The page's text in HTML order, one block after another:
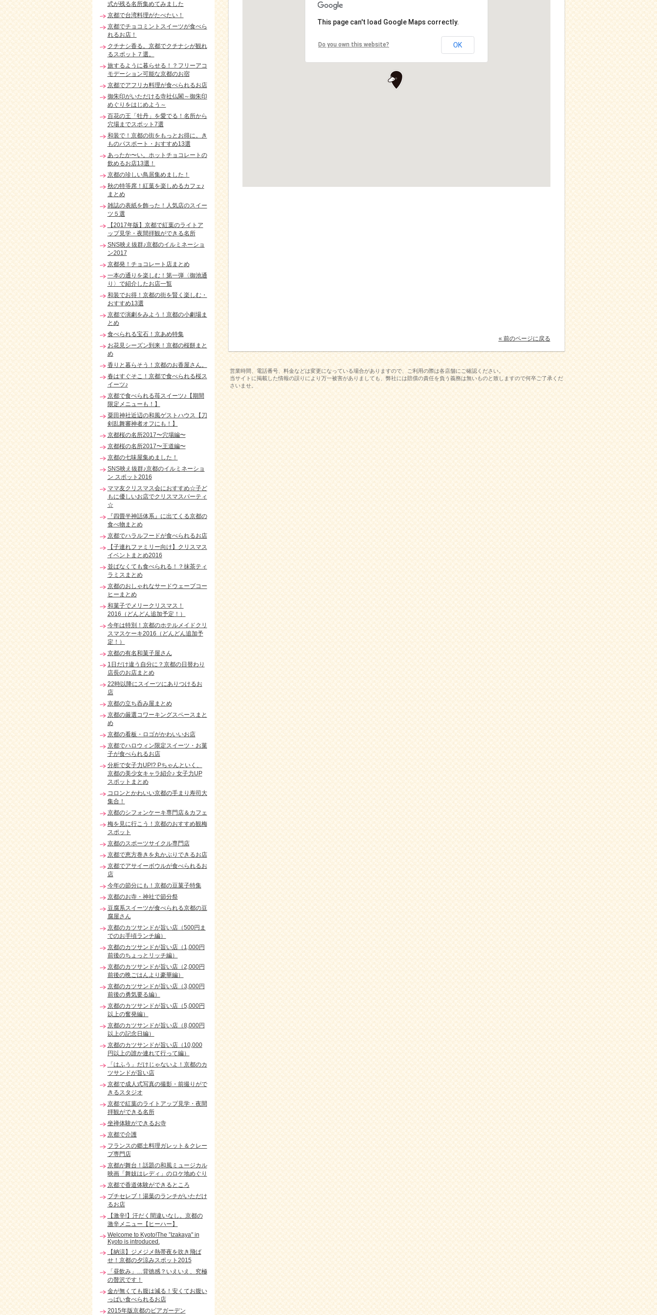
This page can't load Google Maps correctly.
Do you own this website? OK
« 前のページに戻る
営業時間、電話番号、料金などは変更になっている場合がありますので、ご利用の際は各店舗にご確認ください。
当サイトに掲載した情報の誤りにより万一被害がありましても、弊社には賠償の責任を負う義務は無いものと致しますので何卒ご了承くだ
さいませ。
式が残る名所集めてみました
京都で台湾料理がたべたい！
京都でチョコミントスイーツが食べら
れるお店！
クチナシ香る。京都でクチナシが観れ
るスポット７選。
旅するように暮らせる！？フリーアコ
モデーション可能な京都のお宿
京都でアフリカ料理が食べられるお店
御朱印がいただける寺社仏閣～御朱印
めぐりをはじめよう～
百花の王「牡丹」を愛でる！名所から
穴場までスポット7選
和装で！京都の街をもっとお得に。き
ものパスポート・おすすめ13選
あったか〜い。ホットチョコレートの
飲めるお店13選！
京都の珍しい鳥居集めました！
秋の特等席！紅葉を楽しめるカフェ♪
まとめ
雑誌の表紙を飾った！人気店のスイー
ツ５選
【2017年版】京都で紅葉のライトア
ップ見学・夜間拝観ができる名所
SNS映え抜群♪京都のイルミネーショ
ン2017
京都発！チョコレート店まとめ
一本の通りを楽しむ！第一弾〈御池通
り〉で紹介したお店一覧
和装でお得！京都の街を賢く楽しむ・
おすすめ13選
京都で演劇をみよう！京都の小劇場ま
とめ
食べられる宝石！京あめ特集
お花見シーズン到来！京都の桜餅まと
め
香りと暮らそう！京都のお香屋さん。
春はすぐそこ！京都で食べられる桜ス
イーツ♪
京都で食べられる苺スイーツ♪【期間
限定メニューも！】
粟田神社近辺の和風ゲストハウス【刀
剣乱舞審神者オフにも！】
京都桜の名所2017〜穴場編〜
京都桜の名所2017〜王道編〜
京都の七味屋集めました！
SNS映え抜群♪京都のイルミネーショ
ン スポット2016
ママ友クリスマス会におすすめ☆子ど
もに優しいお店でクリスマスパーティ
☆
『四畳半神話体系』に出てくる京都の
食べ物まとめ
京都でハラルフードが食べられるお店
【子連れファミリー向け】クリスマス
イベントまとめ2016
並ばなくても食べられる！？抹茶ティ
ラミスまとめ
京都のおしゃれなサードウェーブコー
ヒーまとめ
和菓子でメリークリスマス！
2016（どんどん追加予定！）
今年は特別！京都のホテルメイドクリ
スマスケーキ2016（どんどん追加予
定！）
京都の有名和菓子屋さん
1日だけ違う自分に？京都の日替わり
店長のお店まとめ
22時以降にスイーツにありつけるお
店
京都の立ち呑み屋まとめ
京都の厳選コワーキングスペースまと
め
京都の看板・ロゴがかわいいお店
京都でハロウィン限定スイーツ・お菓
子が食べられるお店
分析で女子力UP!? Pちゃんといく、
京都の美少女キャラ紹介♪ 女子力UP
スポットまとめ
コロンとかわいい京都の手まり寿司大
集合！
京都のシフォンケーキ専門店＆カフェ
梅を見に行こう！京都のおすすめ観梅
スポット
京都のスポーツサイクル専門店
京都で恵方巻きを丸かぶりできるお店
京都でアサイーボウルが食べられるお
店
今年の節分にも！京都の豆菓子特集
京都のお寺・神社で節分祭
豆腐系スイーツが食べられる京都の豆
腐屋さん
京都のカツサンドが旨い店（500円ま
でのお手頃ランチ編）
京都のカツサンドが旨い店（1,000円
前後のちょっとリッチ編）
京都のカツサンドが旨い店（2,000円
前後の晩ごはんより豪華編）
京都のカツサンドが旨い店（3,000円
前後の勇気要る編）
京都のカツサンドが旨い店（5,000円
以上の奮発編）
京都のカツサンドが旨い店（8,000円
以上の記念日編）
京都のカツサンドが旨い店（10,000
円以上の誰か連れて行って編）
「はふう」だけじゃないよ！京都のカ
ツサンドが旨い店
京都で成人式写真の撮影・前撮りがで
きるスタジオ
京都で紅葉のライトアップ見学・夜間
拝観ができる名所
坐禅体験ができるお寺
京都で介護
フランスの郷土料理ガレット＆クレー
プ専門店
京都が舞台！話題の和風ミュージカル
映画「舞妓はレディ」のロケ地めぐり
京都で香道体験ができるところ
プチセレブ！湯葉のランチがいただけ
るお店
【激辛!】汗だく間違いなし。京都の
激辛メニュー【ヒーハー】
Welcome to Kyoto!The ”Izakaya" in
Kyoto is introduced.
【納涼】ジメジメ熱帯夜を吹き飛ば
せ！京都の夕涼みスポット2015
「昼飲み」…背徳感？いえいえ、究極
の贅沢です！
金が無くても腹は減る！安くてお腹い
っぱい食べられるお店
2015年版京都のビアガーデン